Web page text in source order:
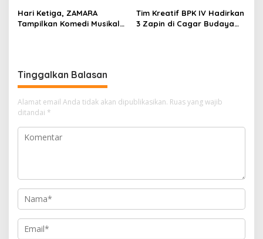
Pengunjung
Desa Ketam Putih
Hari Ketiga, ZAMARA
Tampilkan Komedi Musikal
Tim Kreatif BPK IV Hadirkan
3 Zapin di Cagar Budaya
Tinggalkan Balasan
Alamat email Anda tidak akan dipublikasikan. Ruas yang wajib
ditandai *